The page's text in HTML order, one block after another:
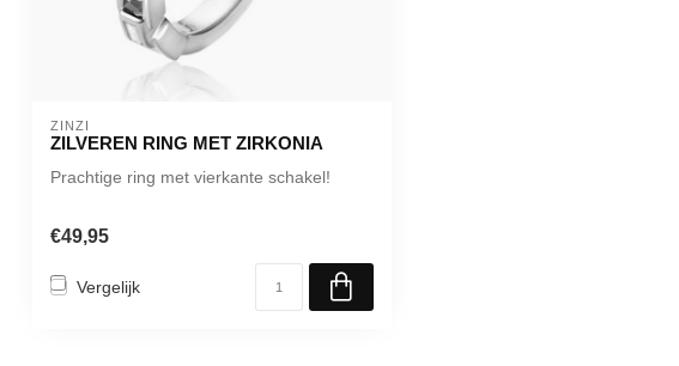
ZINZI
ZILVEREN RING MET ZIRKONIA
Prachtige ring met vierkante schakel!
€49,95
Vergelijk